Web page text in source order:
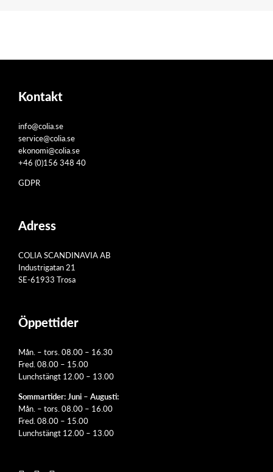
Kontakt
info@colia.se
service@colia.se
ekonomi@colia.se
+46 (0)156 348 40
GDPR
Adress
COLIA SCANDINAVIA AB
Industrigatan 21
SE-61933 Trosa
Öppettider
Mån. – tors. 08.00 – 16.30
Fred. 08.00 – 15.00
Lunchstängt 12.00 – 13.00
Sommartider: Juni – Augusti:
Mån. – tors. 08.00 – 16.00
Fred. 08.00 – 15.00
Lunchstängt 12.00 – 13.00